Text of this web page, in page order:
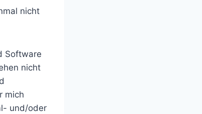
nicht
Software
nicht
mich
und/oder